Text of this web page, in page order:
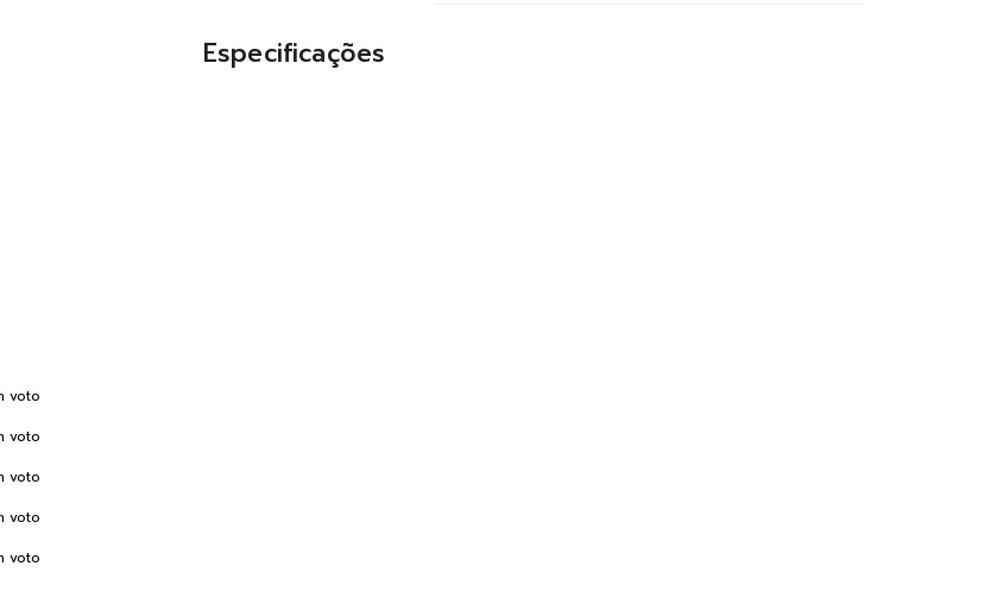
Especificações
voto
voto
voto
voto
voto